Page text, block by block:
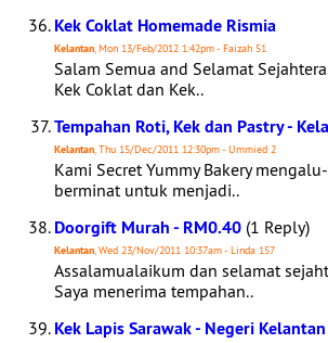
Kek Coklat Homemade Rismia
Kelantan, Mon 13/Feb/2012 1:42pm - Faizah 51
Salam Semua and Selamat
Kek Coklat dan Kek..
Tempahan Roti, Kek dan Pastry -
Kelantan, Thu 15/Dec/2011 12:30pm - Ummied 2
Kami Secret Yummy Bakery
berminat untuk menjadi..
Doorgift Murah - RM0.40 (1 Reply)
Kelantan, Wed 23/Nov/2011 10:37am - Linda 157
Assalamualaikum dan selamat
Saya menerima tempahan..
Kek Lapis Sarawak - Negeri Kelantan